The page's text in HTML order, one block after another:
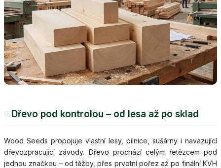
02Dřevo pod kontrolou – od lesa až po sklad
Wood Seeds propojuje vlastní lesy, pilnice, sušárny i navazující
dřevozpracující závody. Dřevo prochází celým řetězcem pod
jednou značkou – od těžby, přes prvotní pořez až po finální KVH